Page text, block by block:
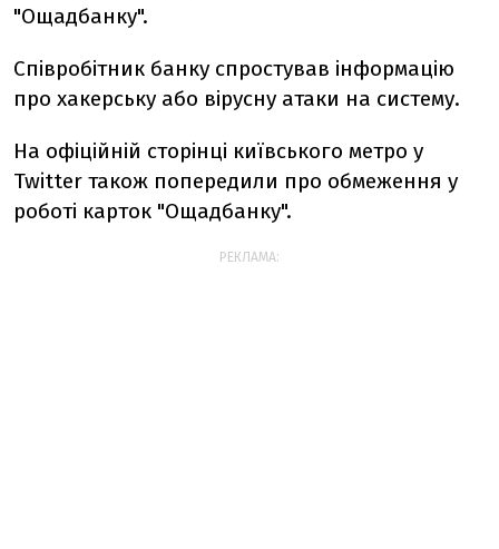
"Ощадбанку".
Співробітник банку спростував інформацію
про хакерську або вірусну атаки на систему.
На офіційній сторінці київського метро у
Twitter також попередили про обмеження у
роботі карток "Ощадбанку".
РЕКЛАМА: